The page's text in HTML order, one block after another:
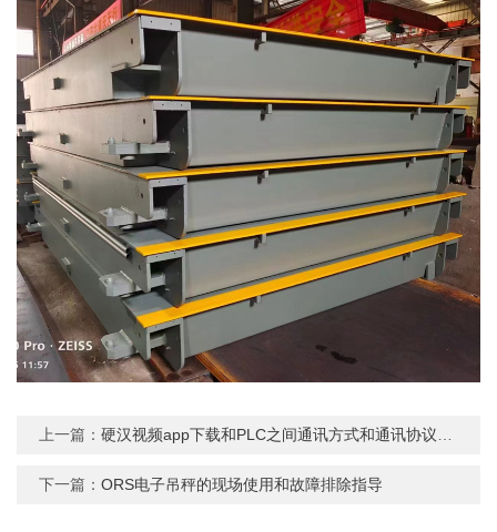
上一篇：硬汉视频app下载和PLC之间通讯方式和通讯协议分析
下一篇：ORS电子吊秤的现场使用和故障排除指导